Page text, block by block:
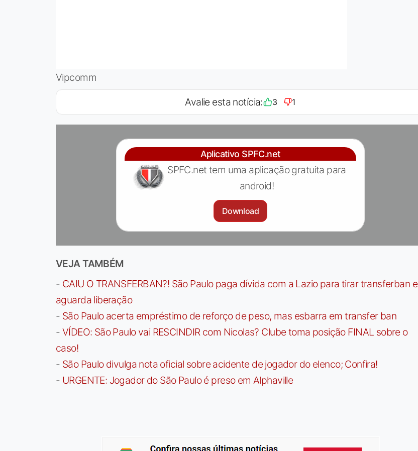
Vipcomm
Avalie esta notícia: 3 1
Aplicativo SPFC.net
SPFC.net tem uma aplicação gratuita para
android!
Download
VEJA TAMBÉM
- CAIU O TRANSFERBAN?! São Paulo paga dívida com a Lazio para tirar transferban e
aguarda liberação
- São Paulo acerta empréstimo de reforço de peso, mas esbarra em transfer ban
- VÍDEO: São Paulo vai RESCINDIR com Nicolas? Clube toma posição FINAL sobre o
caso!
- São Paulo divulga nota oficial sobre acidente de jogador do elenco; Confira!
- URGENTE: Jogador do São Paulo é preso em Alphaville